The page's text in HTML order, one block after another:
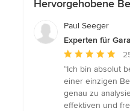
Hervorgehobene
Paul Seeger
Experten für
Durchschnittliche
Bewertung:
5
von
5
“Ich bin absolut
einer einzigen
genau zu
effektiven und